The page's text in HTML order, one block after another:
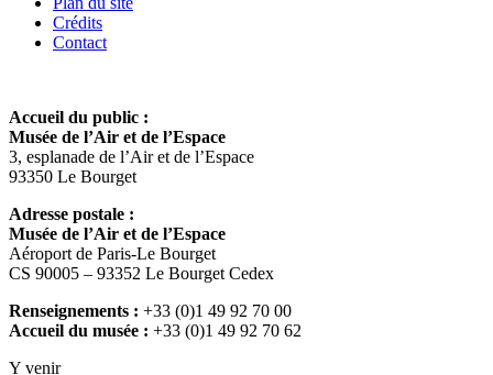
Crédits
Contact
Accueil du public :
Musée de l’Air et de l’Espace
3, esplanade de l’Air et de l’Espace
93350 Le Bourget
Adresse postale :
Musée de l’Air et de l’Espace
Aéroport de Paris-Le Bourget
CS 90005 – 93352 Le Bourget Cedex
Renseignements : +33 (0)1 49 92 70 00
Accueil du musée : +33 (0)1 49 92 70 62
Y venir